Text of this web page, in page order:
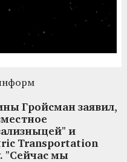
Гройсман заявил,
и
Transportation
"Сейчас мы